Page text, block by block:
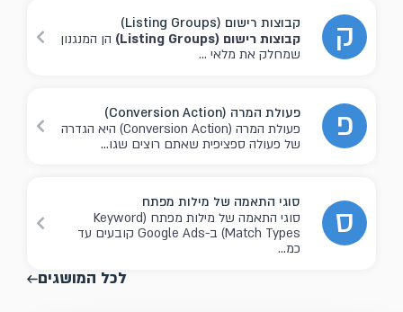
ק
קבוצות רישום (Listing Groups)
קבוצות רישום (Listing Groups)
הן המנגנון
שמחלק את מלאי ...
פ
פעולת המרה (Conversion Action)
פעולת המרה (Conversion Action) היא הגדרה
של פעולה ספציפית שאתם רוצים שגו...
ס
סוגי התאמה של מילות מפתח
סוגי התאמה של מילות מפתח (Keyword
Match Types) ב-Google Ads קובעים עד
כמ...
לכל המושגים